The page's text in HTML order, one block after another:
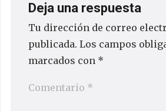
Deja una respuesta
Tu dirección de correo
publicada. Los campos
marcados con *